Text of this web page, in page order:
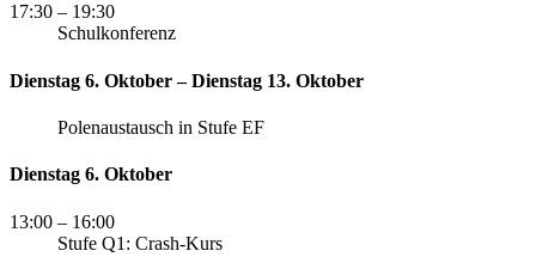
17:30 – 19:30
Schulkonferenz
Dienstag 6. Oktober – Dienstag 13. Oktober
Polenaustausch in Stufe EF
Dienstag 6. Oktober
13:00 – 16:00
Stufe Q1: Crash-Kurs